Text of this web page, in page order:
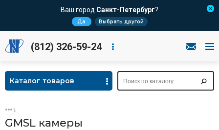
Ваш город Санкт-Петербург?
Да Выбрать другой
(812) 326-59-24
Каталог товаров
GMSL камеры